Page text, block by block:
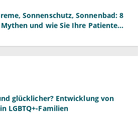
Sonnenschutz, Sonnenbad: 8
und wie Sie Ihre Patienten
glücklicher? Entwicklung von
LGBTQ+-Familien